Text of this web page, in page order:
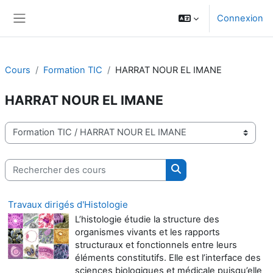
Connexion
Cours Formation TIC HARRAT NOUR EL IMANE
HARRAT NOUR EL IMANE
Catégories de cours
Rechercher des cours
Rechercher des cours
Travaux dirigés d'Histologie
L’histologie étudie la structure des
organismes vivants et les rapports
structuraux et fonctionnels entre leurs
éléments constitutifs. Elle est l’interface des
sciences biologiques et médicale puisqu’elle